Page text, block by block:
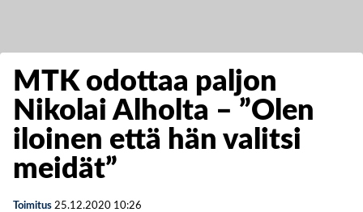
MTK odottaa paljon
Nikolai Alholta – ”Olen
iloinen että hän valitsi
meidät”
Toimitus 25.12.2020 10:26